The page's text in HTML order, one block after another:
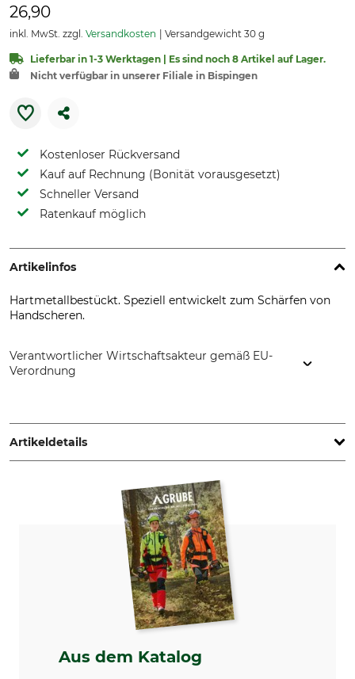
26,90
inkl. MwSt. zzgl. Versandkosten Versandgewicht 30 g
Lieferbar in 1-3 Werktagen | Es sind noch 8 Artikel auf Lager.
Nicht verfügbar in unserer Filiale in Bispingen
Kostenloser Rückversand
Kauf auf Rechnung (Bonität vorausgesetzt)
Schneller Versand
Ratenkauf möglich
Artikelinfos
Hartmetallbestückt. Speziell entwickelt zum Schärfen von
Handscheren.
Verantwortlicher Wirtschaftsakteur gemäß EU-
Verordnung
France, www.bahco.com
Artikeldetails
Produkttyp
Handschleifstab
Aus dem Katalog